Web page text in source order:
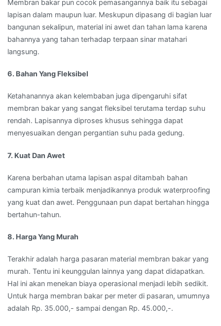
Membran bakar pun cocok pemasangannya baik itu sebagai
lapisan dalam maupun luar. Meskupun dipasang di bagian luar
bangunan sekalipun, material ini awet dan tahan lama karena
bahannya yang tahan terhadap terpaan sinar matahari
langsung.
6. Bahan Yang Fleksibel
Ketahanannya akan kelembaban juga dipengaruhi sifat
membran bakar yang sangat fleksibel terutama terdap suhu
rendah. Lapisannya diproses khusus sehingga dapat
menyesuaikan dengan pergantian suhu pada gedung.
7. Kuat Dan Awet
Karena berbahan utama lapisan aspal ditambah bahan
campuran kimia terbaik menjadikannya produk waterproofing
yang kuat dan awet. Penggunaan pun dapat bertahan hingga
bertahun-tahun.
8. Harga Yang Murah
Terakhir adalah harga pasaran material membran bakar yang
murah. Tentu ini keunggulan lainnya yang dapat didapatkan.
Hal ini akan menekan biaya operasional menjadi lebih sedikit.
Untuk harga membran bakar per meter di pasaran, umumnya
adalah Rp. 35.000,- sampai dengan Rp. 45.000,-.